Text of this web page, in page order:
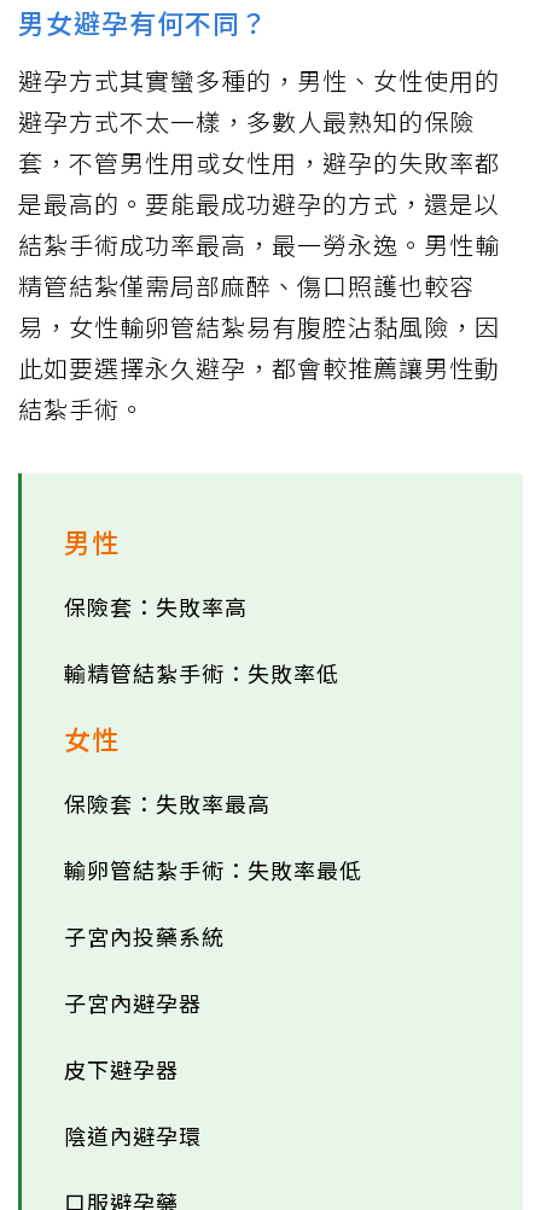
男女避孕有何不同？
避孕方式其實蠻多種的，男性、女性使用的
避孕方式不太一樣，多數人最熟知的保險
套，不管男性用或女性用，避孕的失敗率都
是最高的。要能最成功避孕的方式，還是以
結紮手術成功率最高，最一勞永逸。男性輸
精管結紮僅需局部麻醉、傷口照護也較容
易，女性輸卵管結紮易有腹腔沾黏風險，因
此如要選擇永久避孕，都會較推薦讓男性動
結紮手術。
男性
保險套：失敗率高
輸精管結紮手術：失敗率低
女性
保險套：失敗率最高
輸卵管結紮手術：失敗率最低
子宮內投藥系統
子宮內避孕器
皮下避孕器
陰道內避孕環
口服避孕藥